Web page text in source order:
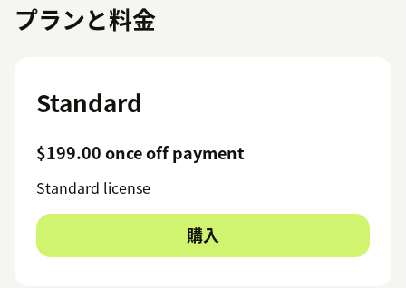
プランと料金
Standard
$199.00 once off payment
Standard license
購入